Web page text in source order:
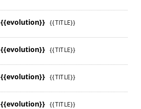
{{evolution}} {{TITLE}}
{{evolution}} {{TITLE}}
{{evolution}} {{TITLE}}
{{evolution}} {{TITLE}}